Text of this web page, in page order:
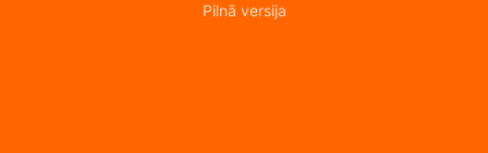
Pilnā versija